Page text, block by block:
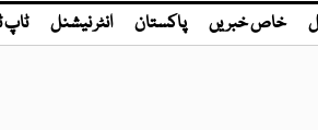
خاص خبریں پاکستان انٹر نیشنل ٹاپ